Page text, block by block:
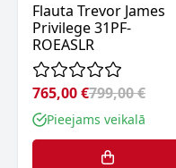
Flauta Trevor James
Privilege 31PF-
ROEASLR
765,00 €799,00 €
Pieejams veikalā